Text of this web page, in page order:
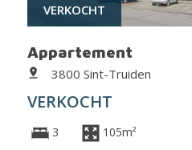
VERKOCHT
Appartement
3800 Sint-Truiden
VERKOCHT
3 105m²